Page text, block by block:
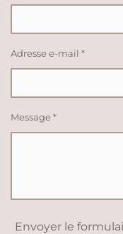
Adresse e-mail *
Message *
Envoyer le